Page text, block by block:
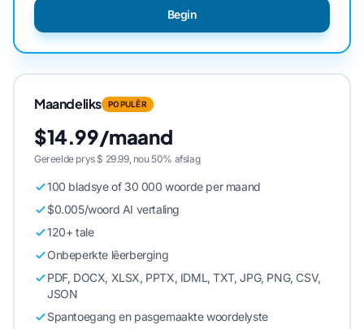
Begin
Maandeliks POPULÊR
$14.99/maand
Gereelde prys $ 29.99, nou 50% afslag
100 bladsye of 30 000 woorde per maand
$0.005/woord AI vertaling
120+ tale
Onbeperkte lêerberging
PDF, DOCX, XLSX, PPTX, IDML, TXT, JPG, PNG, CSV,
JSON
Spantoegang en pasgemaakte woordelyste